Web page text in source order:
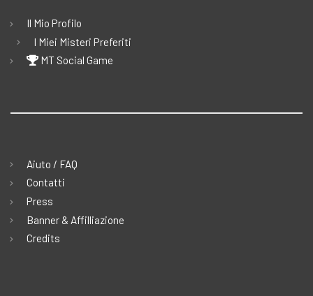
Il Mio Profilo
I Miei Misteri Preferiti
MT Social Game
Aiuto / FAQ
Contatti
Press
Banner & Affilliazione
Credits